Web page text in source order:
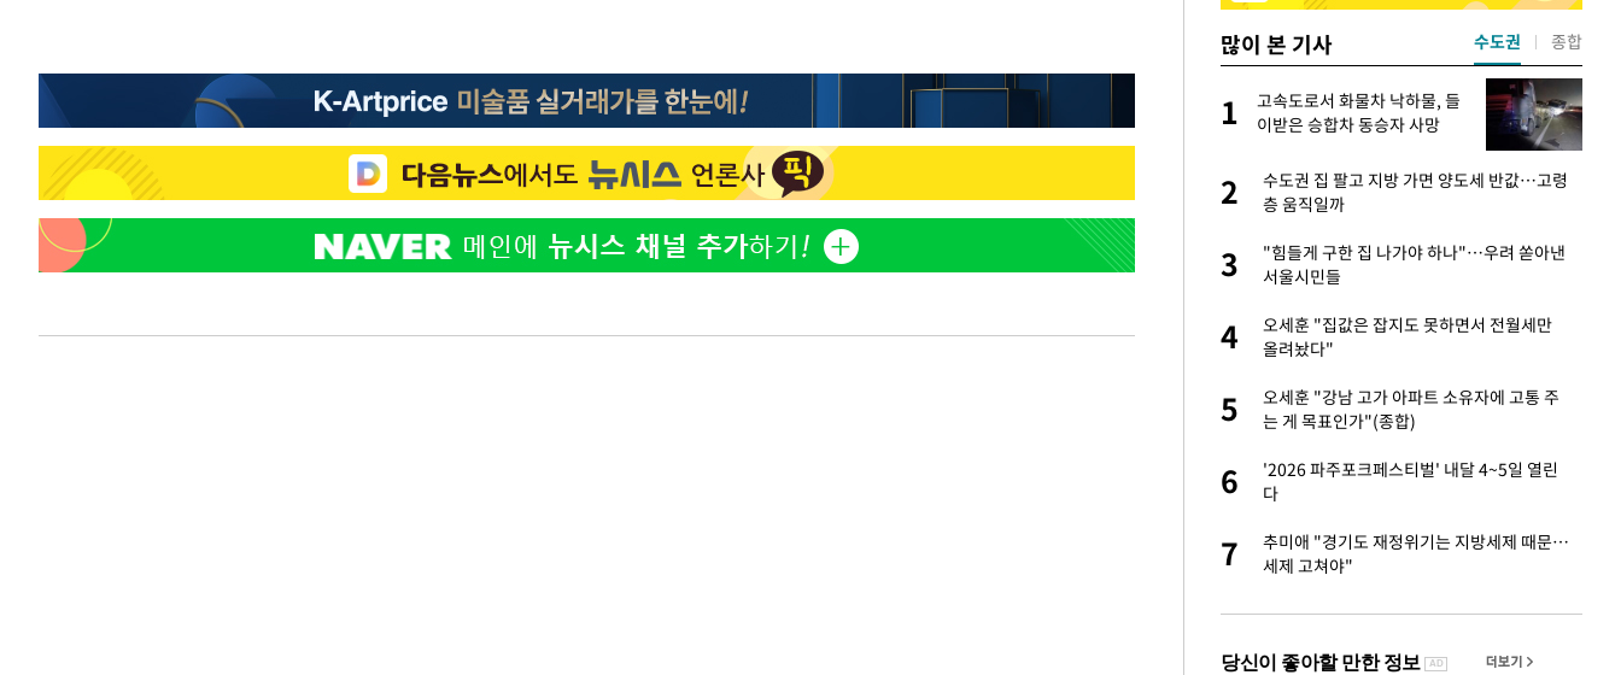
-24285초 전 >
[속보]코스닥, 800p 회복…0.26% 오른 801.67 마감
-24215초 전 >[속보]코스피, 301.88포인트(4.58%) 내린 6296.38 마감
-24080초 전 > [속보]원·달러 환율, 0.7원 내린 1423.8원 마감
-21679초 전 >"여기 떨어졌다"…다누리, 스페이스X 로켓 달 충돌 흔적 포착
-18724초 전 >
손흥민, 5경기 연속골 실패…LAFC는 승부차기 끝 과달라하라 격파
-11325초 전 > 내일까지 39도 '펄펄'…기상청 "태풍 지나며 폭염 잠시 꺾인다"
-10940초 전 >"美간섭에 합의 지연"…트럼프, '이란 호르무즈 통제권' 수용할까
많이 본 기사
황기순 "원정 도박으로 전 재
산 잃고 필리핀 도피"
2
었는데…"
3
정부, 전 산업에 'AI 옷' 입힌다…AI 로봇 연
1000대 보급 추진
4
1
고속도로서 화물차 낙하물, 들
이받은 승합차 동승자 사망
2
수도권 집 팔고 지방 가면 양도세 반값…고령
층 움직일까
3
"힘들게 구한 집 나가야 하나"…우려 쏟아낸
서울시민들
4
오세훈 "집값은 잡지도 못하면서 전월세만
올려놨다"
5
오세훈 "강남 고가 아파트 소유자에 고통 주
는 게 목표인가"(종합)
6
'2026 파주포크페스티벌' 내달 4~5일 열린
다
7
추미애 "경기도 재정위기는 지방세제 때문…
세제 고쳐야"
수도권 종합